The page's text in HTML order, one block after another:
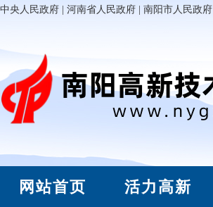
中央人民政府 河南省人民政府 南阳市人民政府
网站首页 活力高新